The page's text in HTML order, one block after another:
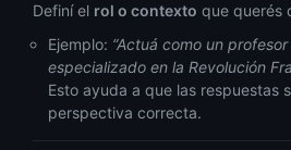
Definí el rol o contexto que querés
Ejemplo: “Actuá como un
especializado en la Revolución
Esto ayuda a que las respuestas
perspectiva correcta.